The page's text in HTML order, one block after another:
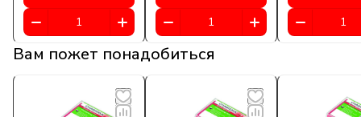
Вам пожет понадобиться